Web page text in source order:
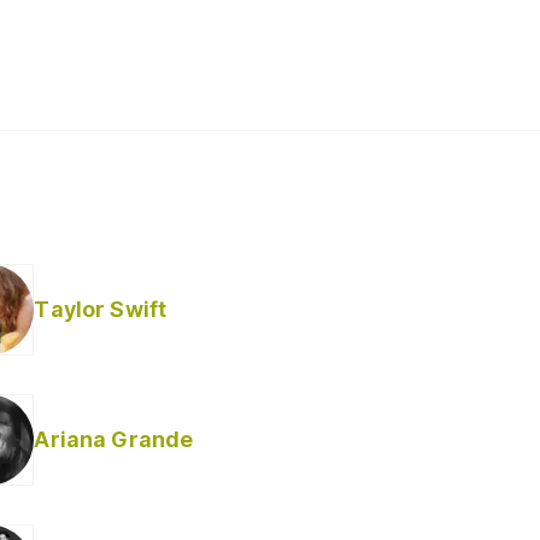
Taylor Swift
Ariana Grande